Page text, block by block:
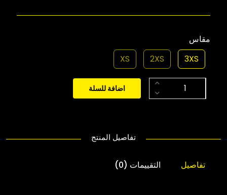
مقاس
3XS
2XS
XS
اضافة للسلة
تفاصيل المنتج
تفاصيل التقييمات (0)